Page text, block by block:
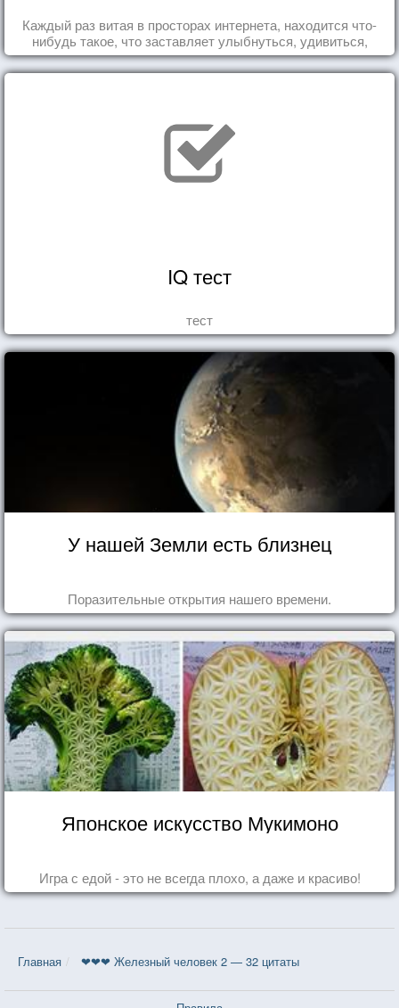
Каждый раз витая в просторах интернета, находится что-
нибудь такое, что заставляет улыбнуться, удивиться,
восхититься...
IQ тест
тест
У нашей Земли есть близнец
Поразительные открытия нашего времени.
Японское искусство Мукимоно
Игра с едой - это не всегда плохо, а даже и красиво!
Главная ❤❤❤ Железный человек 2 — 32 цитаты